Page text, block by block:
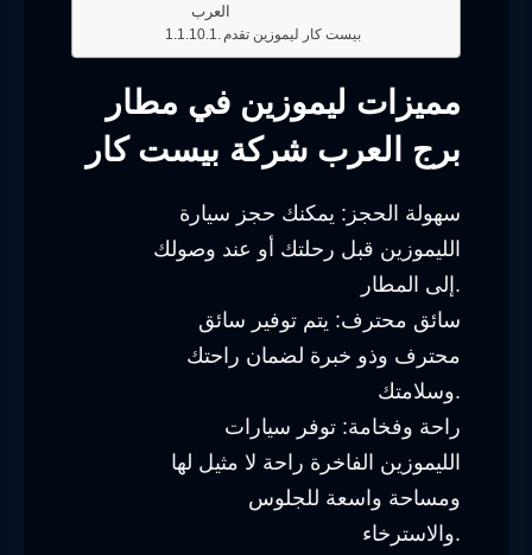
العرب
بيست كار ليموزين تقدم
مميزات ليموزين في مطار
برج العرب شركة بيست كار
سهولة الحجز: يمكنك حجز سيارة
الليموزين قبل رحلتك أو عند وصولك
إلى المطار.
سائق محترف: يتم توفير سائق
محترف وذو خبرة لضمان راحتك
وسلامتك.
راحة وفخامة: توفر سيارات
الليموزين الفاخرة راحة لا مثيل لها
ومساحة واسعة للجلوس
والاسترخاء.